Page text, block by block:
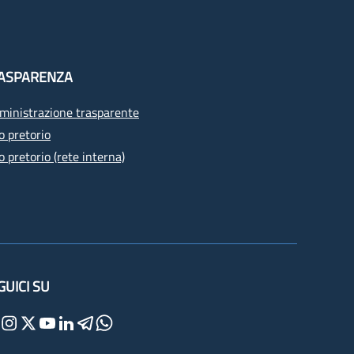
trasparente
pretorio
pretorio (rete interna)
SU